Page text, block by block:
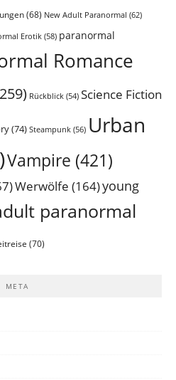
(68) New Adult Paranormal (62)
Erotik (58) paranormal
Romance
Rückblick (54) Science Fiction
(74) Steampunk (56) Urban
Vampire (421)
Werwölfe (164)young
paranormal
(70)
META